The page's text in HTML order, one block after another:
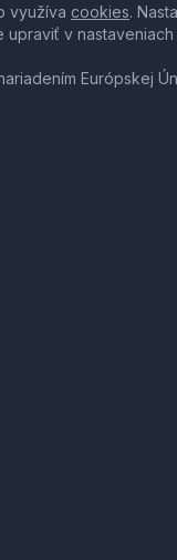
využíva cookies.
upraviť v nastaveniach
Európskej